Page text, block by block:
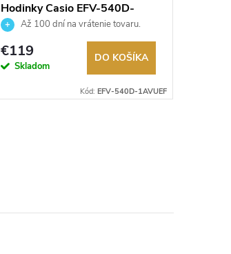
Hodinky Casio EFV-540D-
1AVUEFAž 100 dní na vrátenie tovaru.
Autorizovaný predajca.
€119
Skladom
DO KOŠÍKA
Kód: EFV-540D-1AVUEF